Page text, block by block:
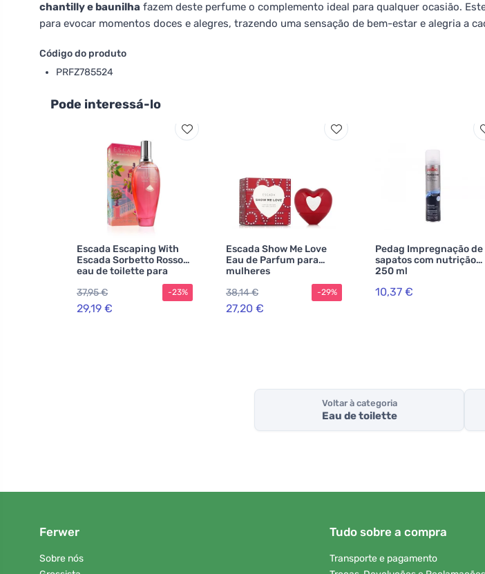
chantilly e baunilha fazem deste perfume o complemento ideal para qualquer ocasião.
para evocar momentos doces e alegres, trazendo uma sensação de bem-estar e alegria a
Código do produto
PRFZ785524
Pode interessá-lo
Escada Escaping With
Escada Sorbetto Rosso
eau de toilette para
37,95 €
29,19 €
-23%
Escada Show Me Love
Eau de Parfum para
mulheres
38,14 €
27,20 €
-29%
Pedag Impregnação de
sapatos com nutrição
250 ml
10,37 €
Voltar à categoria
Eau de toilette
Ferwer
Sobre nós
Tudo sobre a compra
Transporte e pagamento